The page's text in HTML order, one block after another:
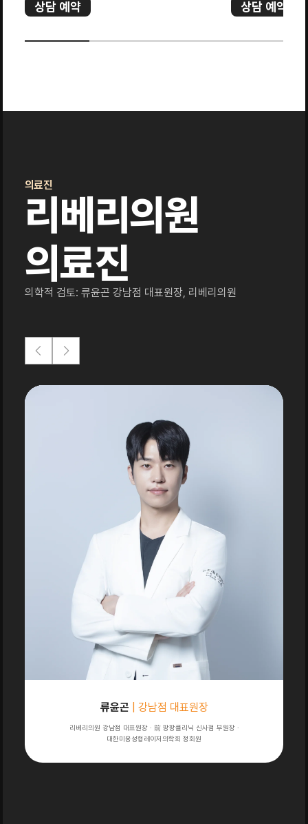
상담 예약 상담 예약
의료진
리베리의원
의료진
의학적 검토: 류윤곤 강남점 대표원장, 리베리의원
류윤곤 | 강남점 대표원장
리베리의원 강남점 대표원장 · 前 팡팡클리닉 신사점 부원장 ·
대한미용성형레이저의학회 정회원